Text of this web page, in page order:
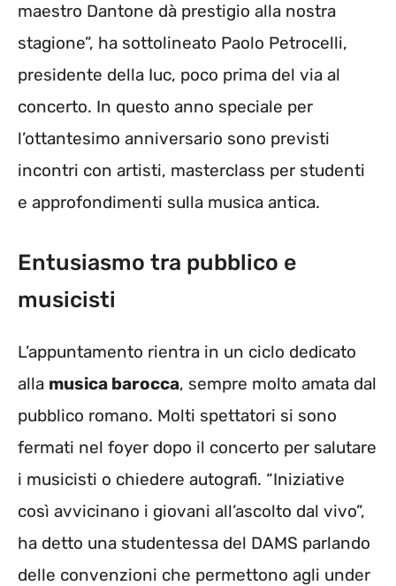
maestro Dantone dà prestigio alla nostra
stagione”, ha sottolineato Paolo Petrocelli,
presidente della Iuc, poco prima del via al
concerto. In questo anno speciale per
l’ottantesimo anniversario sono previsti
incontri con artisti, masterclass per studenti
e approfondimenti sulla musica antica.
Entusiasmo tra pubblico e
musicisti
L’appuntamento rientra in un ciclo dedicato
alla musica barocca, sempre molto amata dal
pubblico romano. Molti spettatori si sono
fermati nel foyer dopo il concerto per salutare
i musicisti o chiedere autografi. “Iniziative
così avvicinano i giovani all’ascolto dal vivo”,
ha detto una studentessa del DAMS parlando
delle convenzioni che permettono agli under